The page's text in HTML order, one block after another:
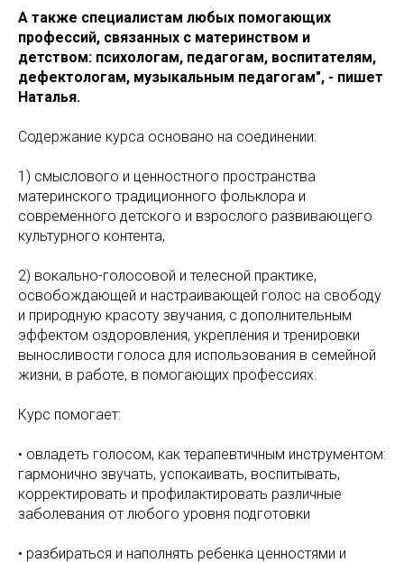
А также специалистам любых помогающих
профессий, связанных с материнством и
детством: психологам, педагогам, воспитателям,
дефектологам, музыкальным педагогам", - пишет
Наталья.
Содержание курса основано на соединении:
1) смыслового и ценностного пространства
материнского традиционного фольклора и
современного детского и взрослого развивающего
культурного контента,
2) вокально-голосовой и телесной практике,
освобождающей и настраивающей голос на свободу
и природную красоту звучания, с дополнительным
эффектом оздоровления, укрепления и тренировки
выносливости голоса для использования в семейной
жизни, в работе, в помогающих профессиях.
Курс помогает:
• овладеть голосом, как терапевтичным инструментом:
гармонично звучать, успокаивать, воспитывать,
корректировать и профилактировать различные
заболевания от любого уровня подготовки
• разбираться и наполнять ребенка ценностями и